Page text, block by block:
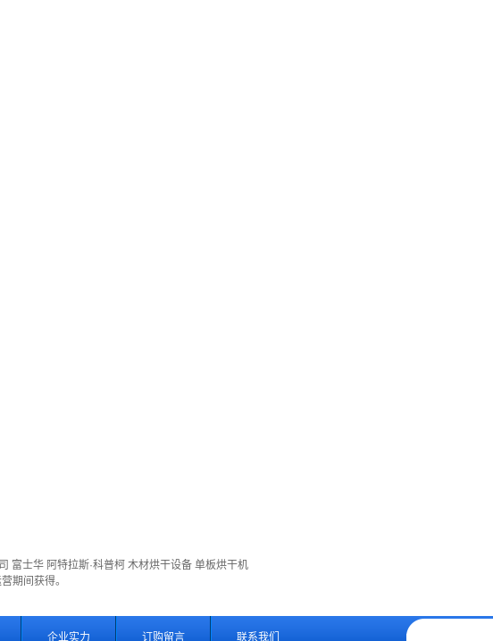
富士华 阿特拉斯·科普柯 木材烘干设备 单板烘干机
期间获得。
企业实力 订购留言 联系我们